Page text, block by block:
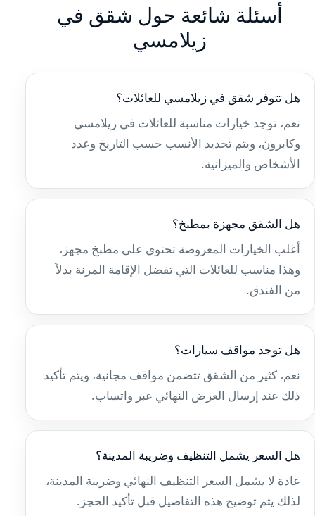
أسئلة شائعة حول شقق في
زيلامسي
هل تتوفر شقق في زيلامسي للعائلات؟
نعم، توجد خيارات مناسبة للعائلات في زيلامسي
وكابرون، ويتم تحديد الأنسب حسب التاريخ وعدد
الأشخاص والميزانية.
هل الشقق مجهزة بمطبخ؟
أغلب الخيارات المعروضة تحتوي على مطبخ مجهز،
وهذا مناسب للعائلات التي تفضل الإقامة المرنة بدلاً
من الفندق.
هل توجد مواقف سيارات؟
نعم، كثير من الشقق تتضمن مواقف مجانية، ويتم تأكيد
ذلك عند إرسال العرض النهائي عبر واتساب.
هل السعر يشمل التنظيف وضريبة المدينة؟
عادة لا يشمل السعر التنظيف النهائي وضريبة المدينة،
لذلك يتم توضيح هذه التفاصيل قبل تأكيد الحجز.